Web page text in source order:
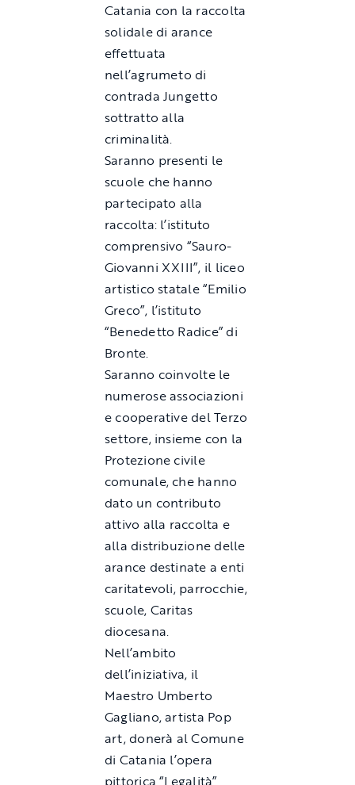
Catania con la raccolta
solidale di arance
effettuata
nell’agrumeto di
contrada Jungetto
sottratto alla
criminalità.
Saranno presenti le
scuole che hanno
partecipato alla
raccolta: l’istituto
comprensivo “Sauro-
Giovanni XXIII”, il liceo
artistico statale “Emilio
Greco”, l’istituto
“Benedetto Radice” di
Bronte.
Saranno coinvolte le
numerose associazioni
e cooperative del Terzo
settore, insieme con la
Protezione civile
comunale, che hanno
dato un contributo
attivo alla raccolta e
alla distribuzione delle
arance destinate a enti
caritatevoli, parrocchie,
scuole, Caritas
diocesana.
Nell’ambito
dell’iniziativa, il
Maestro Umberto
Gagliano, artista Pop
art, donerà al Comune
di Catania l’opera
pittorica “Legalità”